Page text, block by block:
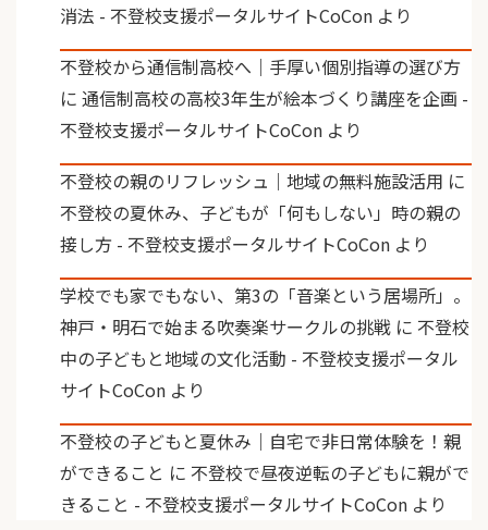
消法 - 不登校支援ポータルサイトCoCon より
不登校から通信制高校へ｜手厚い個別指導の選び方
に 通信制高校の高校3年生が絵本づくり講座を企画 -
不登校支援ポータルサイトCoCon より
不登校の親のリフレッシュ｜地域の無料施設活用 に
不登校の夏休み、子どもが「何もしない」時の親の
接し方 - 不登校支援ポータルサイトCoCon より
学校でも家でもない、第3の「音楽という居場所」。
神戸・明石で始まる吹奏楽サークルの挑戦 に 不登校
中の子どもと地域の文化活動 - 不登校支援ポータル
サイトCoCon より
不登校の子どもと夏休み｜自宅で非日常体験を！親
ができること に 不登校で昼夜逆転の子どもに親がで
きること - 不登校支援ポータルサイトCoCon より